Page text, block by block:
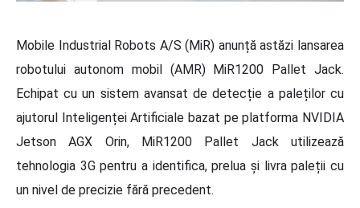
Mobile Industrial Robots A/S (MiR) anunță astăzi lansarea
robotului autonom mobil (AMR) MiR1200 Pallet Jack.
Echipat cu un sistem avansat de detecție a paleților cu
ajutorul Inteligenței Artificiale bazat pe platforma NVIDIA
Jetson AGX Orin, MiR1200 Pallet Jack utilizează
tehnologia 3G pentru a identifica, prelua și livra paleții cu
un nivel de precizie fără precedent.